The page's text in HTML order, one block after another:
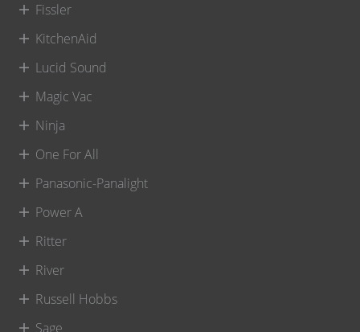
Fissler
KitchenAid
Lucid Sound
Magic Vac
Ninja
One For All
Panasonic-Panalight
Power A
Ritter
River
Russell Hobbs
Sage